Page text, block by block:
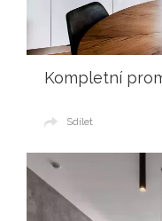
Kompletní
Sdílet